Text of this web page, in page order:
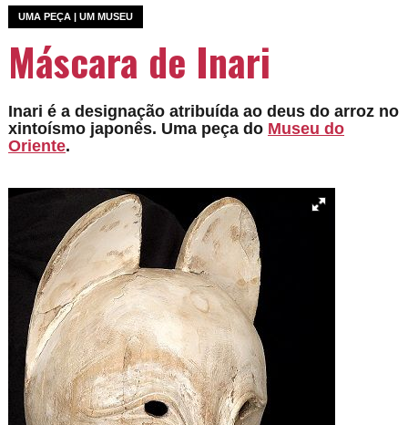
UMA PEÇA | UM MUSEU
Máscara de Inari
Inari é a designação atribuída ao deus do arroz no
xintoísmo japonês. Uma peça do Museu do
Oriente.